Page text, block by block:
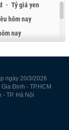
Tỷ giá yen
hôm nay
nay
ngày 20/3/2026
Định - TP.HCM
TP. Hà Nội